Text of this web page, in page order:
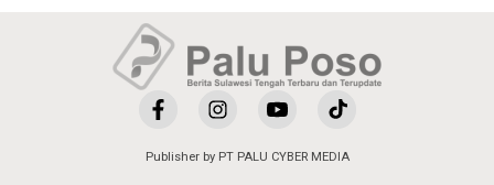
Publisher by PT PALU CYBER MEDIA